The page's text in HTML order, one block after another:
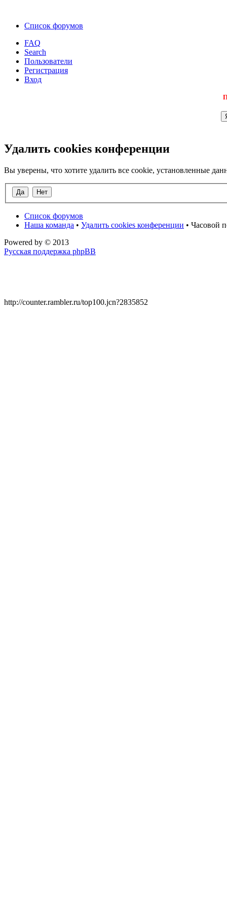
Список форумов
FAQ
Search
Пользователи
Регистрация
Вход
Удалить cookies конференции
Вы уверены, что хотите удалить все cookie, установленные
Список форумов
Наша команда • Удалить cookies конференции • Часовой
Powered by © 2013
Русская поддержка phpBB
http://counter.rambler.ru/top100.jcn?2835852